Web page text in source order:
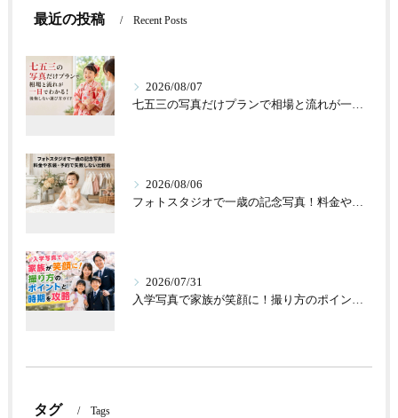
最近の投稿 Recent Posts
2026/08/07
七五三の写真だけプランで相場と流れが一目でわかる！後悔しない選び方ガイド
2026/08/06
フォトスタジオで一歳の記念写真！料金や衣装・予約で失敗しない比較術
2026/07/31
入学写真で家族が笑顔に！撮り方のポイントと時期を攻略
タグ Tags